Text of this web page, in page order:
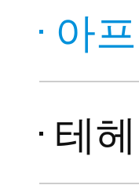
아프리
테헤